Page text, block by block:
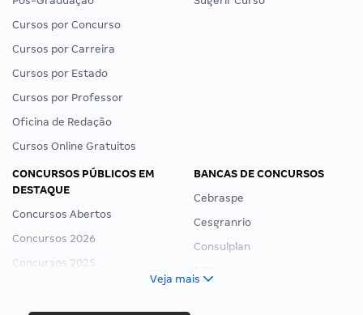
Cursos por Concurso
Cursos por Carreira
Cursos por Estado
Cursos por Professor
Oficina de Redação
Cursos Online Gratuitos
CONCURSOS PÚBLICOS EM
DESTAQUE
Concursos Abertos
Concursos 2026
Concursos 2025
Concurso Ibama
BANCAS DE CONCURSOS
Cebraspe
Cesgranrio
Consulplan
Veja mais